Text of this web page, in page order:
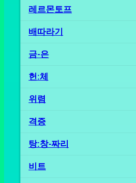
레르몬토프
배따라기
금-은
헌ː체
위렴
격증
탕ː창-짜리
비트